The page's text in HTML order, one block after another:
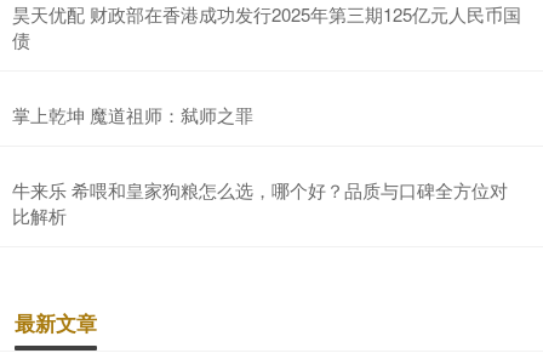
昊天优配 财政部在香港成功发行2025年第三期125亿元人民币国
债
掌上乾坤 魔道祖师：弑师之罪
牛来乐 希喂和皇家狗粮怎么选，哪个好？品质与口碑全方位对
比解析
最新文章